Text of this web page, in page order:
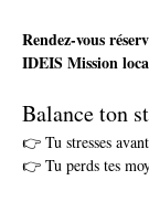
Rendez-vous
IDEIS Mission
Balance ton
👉 Tu stresses
👉 Tu perds tes